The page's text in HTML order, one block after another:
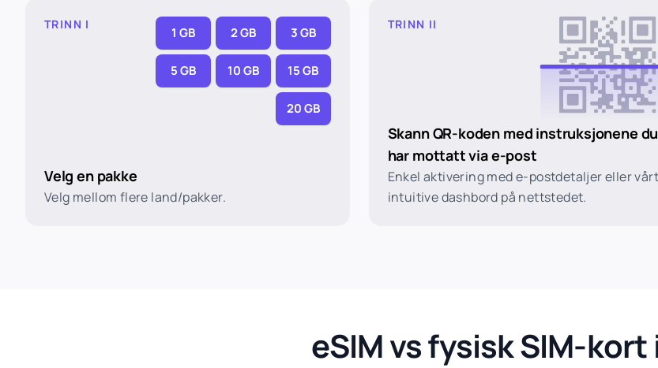
TRINN I
1 GB 2 GB 3 GB
5 GB 10 GB 15 GB
20 GB
Velg en pakke
Velg mellom flere land/pakker.
TRINN II
Skann QR-koden med instruksjonene du
har mottatt via e-post
Enkel aktivering med e-postdetaljer eller vårt
intuitive dashbord på nettstedet.
eSIM vs fysisk SIM-kort